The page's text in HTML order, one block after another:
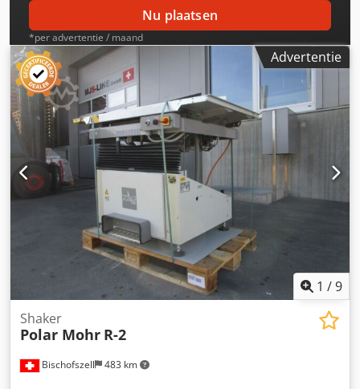
Nu plaatsen
*per advertentie / maand
Advertentie
1 /9
Bischofszell 483 km
Shaker
Polar Mohr R-2